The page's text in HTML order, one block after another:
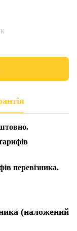
перевізника.
(наложений